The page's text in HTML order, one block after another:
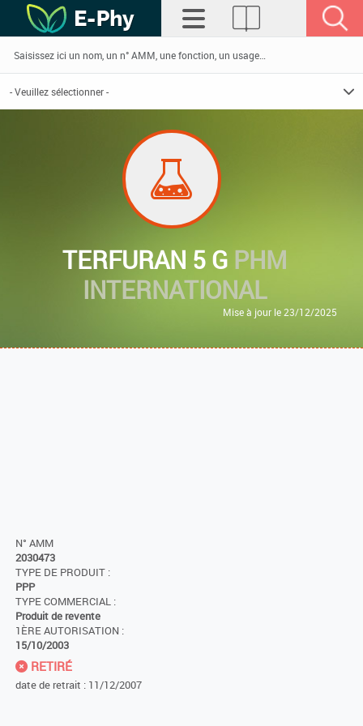
TERFURAN 5 G PHM
INTERNATIONAL
Mise à jour le 23/12/2025
N° AMM
2030473
TYPE DE PRODUIT :
PPP
TYPE COMMERCIAL :
Produit de revente
1ÈRE AUTORISATION :
15/10/2003
RETIRÉ
date de retrait : 11/12/2007